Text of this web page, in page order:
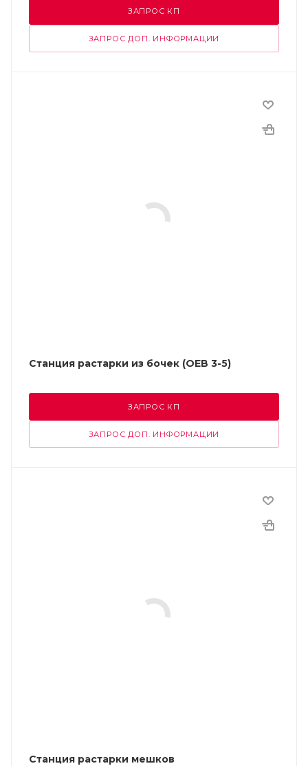
ЗАПРОС КП
ЗАПРОС ДОП. ИНФОРМАЦИИ
Станция растарки из бочек (OEB 3-5)
ЗАПРОС КП
ЗАПРОС ДОП. ИНФОРМАЦИИ
Станция растарки мешков